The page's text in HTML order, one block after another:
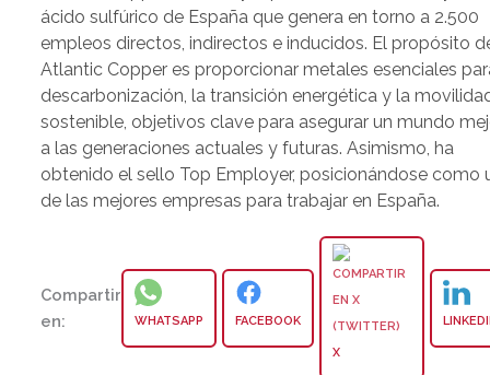
ácido sulfúrico de España que genera en torno a 2.500
empleos directos, indirectos e inducidos. El propósito
Atlantic Copper es proporcionar metales esenciales
descarbonización, la transición energética y la
sostenible, objetivos clave para asegurar un mundo
a las generaciones actuales y futuras. Asimismo, ha
obtenido el sello Top Employer, posicionándose como
de las mejores empresas para trabajar en España.
Compartir
en:
WHATSAPP FACEBOOK
X